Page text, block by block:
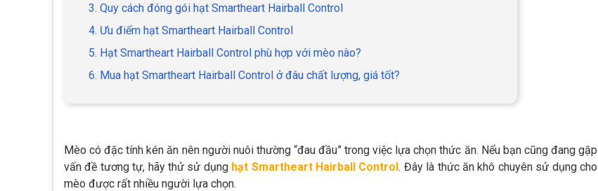
3. Quy cách đóng gói hạt Smartheart Hairball Control
4. Ưu điểm hạt Smartheart Hairball Control
5. Hạt Smartheart Hairball Control phù hợp với mèo nào?
6. Mua hạt Smartheart Hairball Control ở đâu chất lượng, giá tốt?
Mèo có đặc tính kén ăn nên người nuôi thường “đau đầu” trong việc lựa chọn thức ăn. Nếu bạn cũng đang gặp
vấn đề tương tự, hãy thử sử dụng hạt Smartheart Hairball Control. Đây là thức ăn khô chuyên sử dụng cho
mèo được rất nhiều người lựa chọn.